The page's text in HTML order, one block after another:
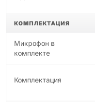
КОМПЛЕКТАЦИЯ
Микрофон в
комплекте
Комплектация